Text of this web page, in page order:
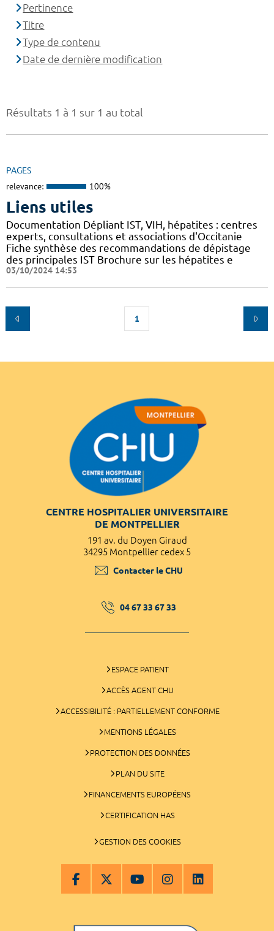
Résultats 1 à 1 sur 1 au total
PAGES
relevance: 100%
Liens utiles
Documentation Dépliant IST, VIH, hépatites : centres
experts, consultations et associations d'Occitanie
Fiche synthèse des recommandations de dépistage
des principales IST Brochure sur les hépatites e
03/10/2024 14:53
1
Pertinence
Titre
Type de contenu
Date de dernière modification
CENTRE HOSPITALIER UNIVERSITAIRE
DE MONTPELLIER
191 av. du Doyen Giraud
34295 Montpellier cedex 5
Contacter le CHU
04 67 33 67 33
ESPACE PATIENT
ACCÈS AGENT CHU
ACCESSIBILITÉ : PARTIELLEMENT CONFORME
MENTIONS LÉGALES
PROTECTION DES DONNÉES
PLAN DU SITE
FINANCEMENTS EUROPÉENS
CERTIFICATION HAS
GESTION DES COOKIES